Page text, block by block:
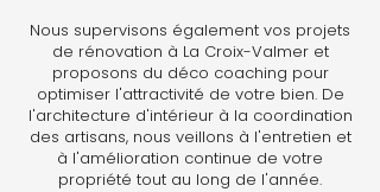
Nous supervisons également vos projets
de rénovation à La Croix-Valmer et
proposons du déco coaching pour
optimiser l'attractivité de votre bien. De
l'architecture d'intérieur à la coordination
des artisans, nous veillons à l'entretien et
à l'amélioration continue de votre
propriété tout au long de l'année.